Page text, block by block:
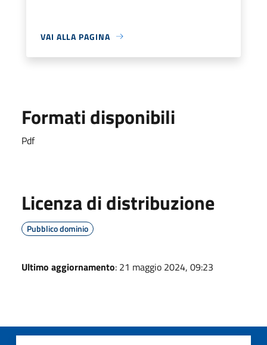
VAI ALLA PAGINA
Formati disponibili
Pdf
Licenza di distribuzione
Pubblico dominio
Ultimo aggiornamento: 21 maggio 2024, 09:23